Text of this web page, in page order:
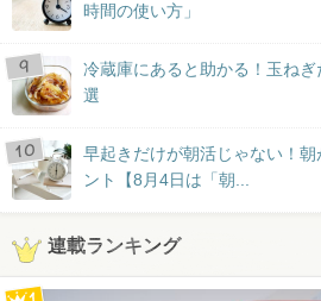
時間の使い方」
冷蔵庫にあると助かる！玉ね
選
早起きだけが朝活じゃない！
ント【8月4日は「朝...
連載ランキング